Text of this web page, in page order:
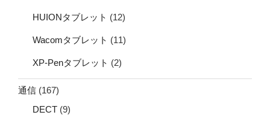
HUIONタブレット (12)
Wacomタブレット (11)
XP-Penタブレット (2)
通信 (167)
DECT (9)